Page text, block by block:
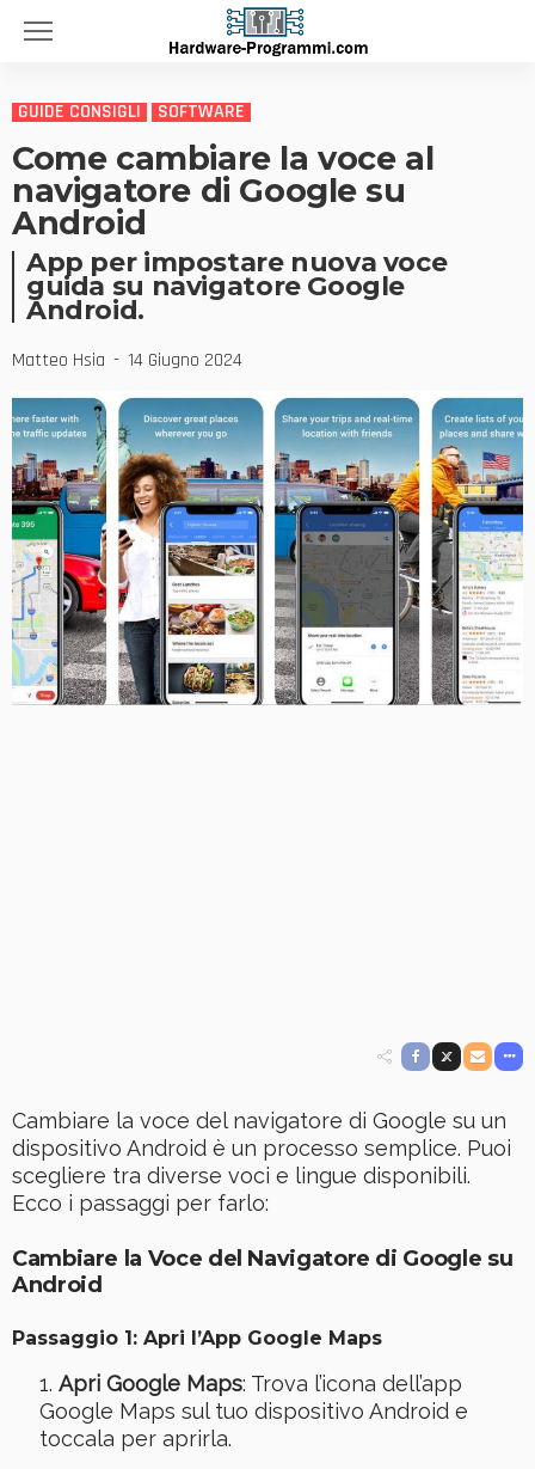
GUIDE CONSIGLI SOFTWARE
Come cambiare la voce al
navigatore di Google su
Android
App per impostare nuova voce
guida su navigatore Google
Android.
Matteo Hsia 14 Giugno 2024
Cambiare la voce del navigatore di Google su un
dispositivo Android è un processo semplice. Puoi
scegliere tra diverse voci e lingue disponibili.
Ecco i passaggi per farlo:
Cambiare la Voce del Navigatore di Google su
Android
Passaggio 1: Apri l’App Google Maps
Apri Google Maps: Trova l’icona dell’app
Google Maps sul tuo dispositivo Android e
toccala per aprirla.